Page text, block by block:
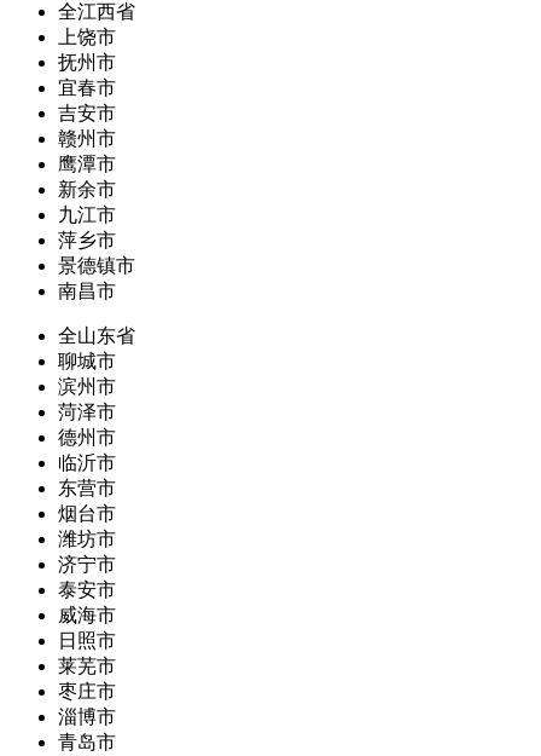
全江西省
上饶市
抚州市
宜春市
吉安市
赣州市
鹰潭市
新余市
九江市
萍乡市
景德镇市
南昌市
全山东省
聊城市
滨州市
菏泽市
德州市
临沂市
东营市
烟台市
潍坊市
济宁市
泰安市
威海市
日照市
莱芜市
枣庄市
淄博市
青岛市